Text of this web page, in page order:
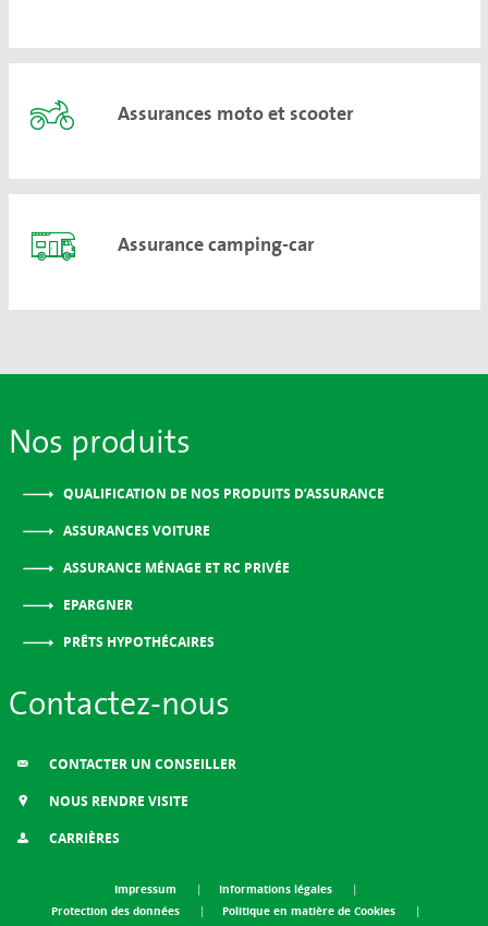
Assurances moto et scooter
Assurance camping-car
Nos produits
QUALIFICATION DE NOS PRODUITS D’ASSURANCE
ASSURANCES VOITURE
ASSURANCE MÉNAGE ET RC PRIVÉE
EPARGNER
PRÊTS HYPOTHÉCAIRES
Contactez-nous
CONTACTER UN CONSEILLER
NOUS RENDRE VISITE
CARRIÈRES
Impressum
Informations légales
Protection des données
Politique en matière de Cookies